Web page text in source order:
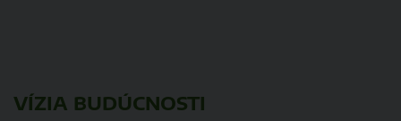
VÍZIA BUDÚCNOSTI